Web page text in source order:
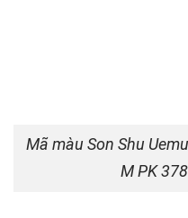
Mã màu Son Shu
M PK